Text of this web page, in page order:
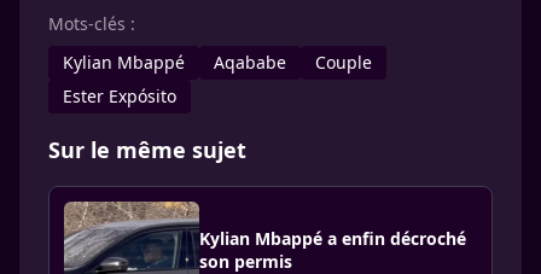
Mots-clés :
Kylian Mbappé
Aqababe
Couple
Ester Expósito
Sur le même sujet
Kylian Mbappé a enfin décroché
son permis